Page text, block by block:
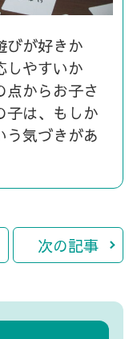
びが好きか
しやすいか
点からお子さ
子は、もしか
気づきがあ
次の記事